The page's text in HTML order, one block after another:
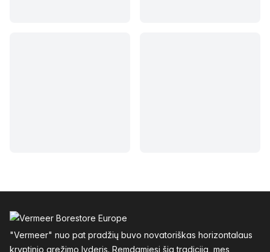
"Vermeer" nuo pat pradžių buvo novatoriškas horizontalaus
kryptinio gręžimo lyderis. Remdamiesi šia tradicija, mes